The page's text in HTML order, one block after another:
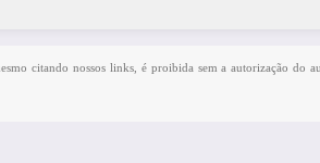
citando nossos links, é proibida sem a autorização do